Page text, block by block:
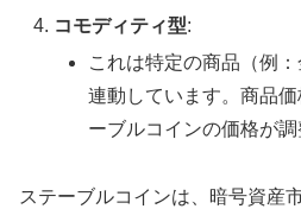
コモディティ型:
これは特定の商品（例
連動しています。商品
ーブルコインの価格が調
ステーブルコインは、暗号資産